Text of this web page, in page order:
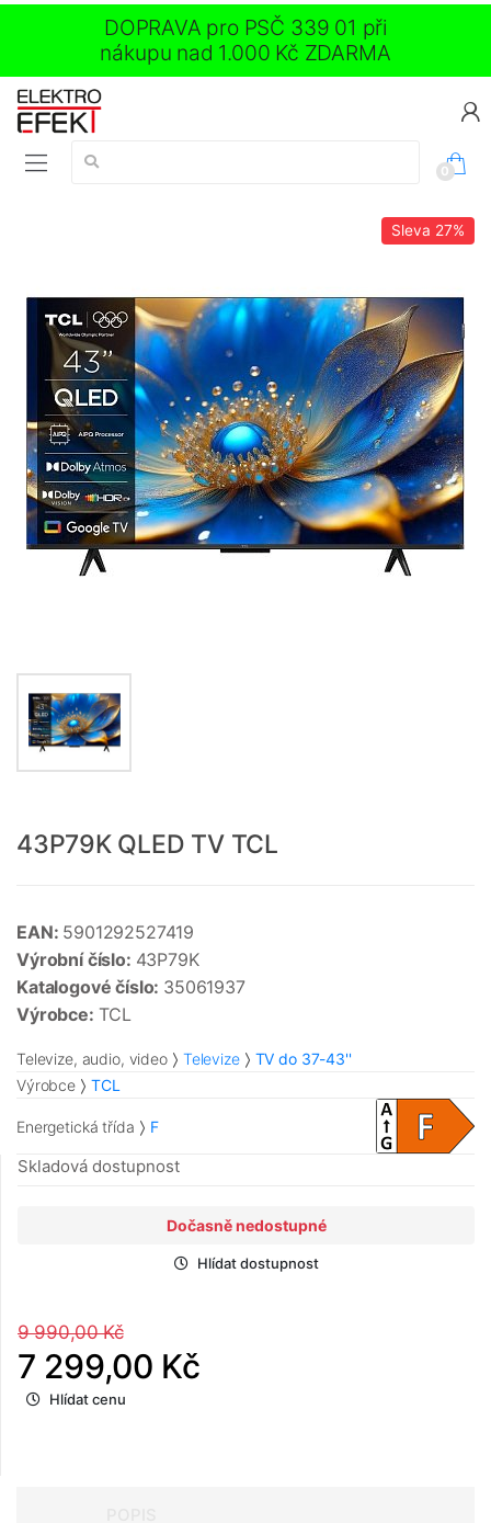
DOPRAVA pro PSČ 339 01 při
nákupu nad 1.000 Kč ZDARMA
Vyhledávání:
0
Sleva 27%
43P79K QLED TV TCL
EAN: 5901292527419
Výrobní číslo: 43P79K
Katalogové číslo: 35061937
Výrobce: TCL
Televize, audio, video Televize
TV do 37-43''
Výrobce
TCL
Energetická třída F
Skladová dostupnost
Dočasně nedostupné
Hlídat dostupnost
9 990,00 Kč
7 299,00 Kč
Hlídat cenu